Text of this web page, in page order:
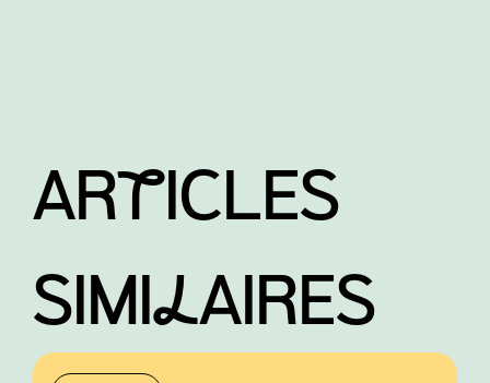
ARtICLES
SIMIlAIRES